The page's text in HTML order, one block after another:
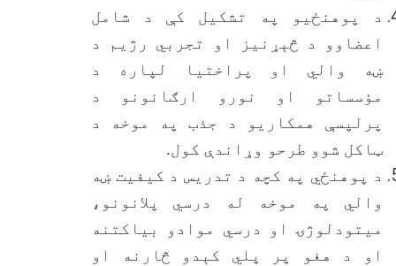
د پوهنځیو په تشکیل کې د شامل
اعضاوو د څېړنیز او تجربي رژیم د
ښه والي او پراختیا لپاره د
مؤسساتو او نورو ارګانونو د
پرلپسې همکاریو د جذب په موخه د
ټاکل شوو طرحو وړاندې کول.
د پوهنځي‎ په کچه د تدریس د کیفیت ښه
والي په موخه له درسي پلانونو،
میتودلوژۍ او درسي موادو بیاکتنه
او د هغو پر پلي کېدو څارنه او